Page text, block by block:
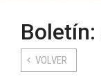
VOLVER